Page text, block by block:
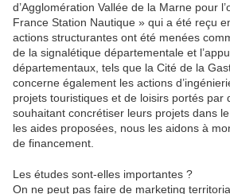
d’Agglomération Vallée de la Marne pour
France Station Nautique » qui a été reçu
actions structurantes ont été menées
de la signalétique départementale et
départementaux, tels que la Cité de la
concerne également les actions
projets touristiques et de loisirs portés par
souhaitant concrétiser leurs projets dans
les aides proposées, nous les aidons à
de financement.
Les études sont-elles importantes ?
On ne peut pas faire de marketing